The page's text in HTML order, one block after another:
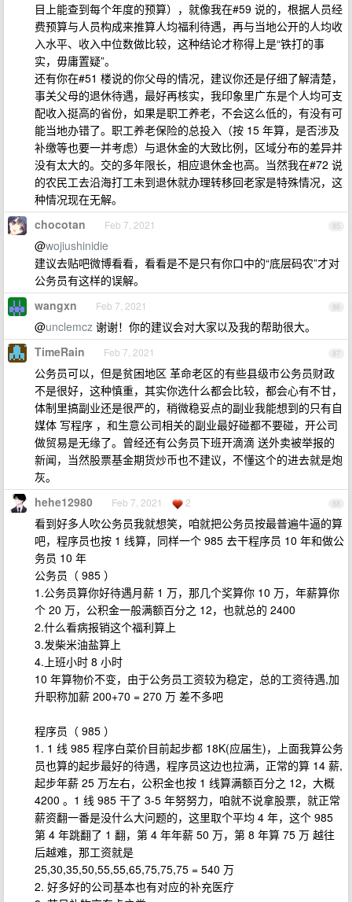
目上能查到每个年度的预算），就像我在#59 说的，根据人员经
费预算与人员构成来推算人均福利待遇，再与当地公开的人均收
入水平、收入中位数做比较，这种结论才称得上是“铁打的事
实，毋庸置疑”。
还有你在#51 楼说的你父母的情况，建议你还是仔细了解清楚，
事关父母的退休待遇，最好再核实，我印象里广东是个人均可支
配收入挺高的省份，如果是职工养老，不会这么低的，有没有可
能当地办错了。职工养老保险的总投入（按 15 年算，是否涉及
补缴等也要一并考虑）与退休金的大致比例，区域分布的差异并
没有太大的。交的多年限长，相应退休金也高。当然我在#72 说
的农民工去沿海打工未到退休就办理转移回老家是特殊情况，这
种情况现在无解。
85
chocotan Feb 7, 2021
@wojiushinidie
建议去贴吧微博看看，看看是不是只有你口中的“底层码农”才对
公务员有这样的误解。
86
wangxn Feb 7, 2021
@unclemcz 谢谢！你的建议会对大家以及我的帮助很大。
87
TimeRain Feb 7, 2021
公务员可以，但是贫困地区 革命老区的有些县级市公务员财政
不是很好，这种慎重，其实你选什么都会比较，都会心有不甘，
体制里搞副业还是很严的，稍微稳妥点的副业我能想到的只有自
媒体 写程序 ，和生意公司相关的副业最好碰都不要碰，开公司
做贸易是无缘了。曾经还有公务员下班开滴滴 送外卖被举报的
新闻，当然股票基金期货炒币也不建议，不懂这个的进去就是炮
灰。
88
hehe12980 Feb 7, 2021 2
看到好多人吹公务员我就想笑，咱就把公务员按最普遍牛逼的算
吧，程序员也按 1 线算，同样一个 985 去干程序员 10 年和做公
务员 10 年
公务员（ 985 ）
1.公务员算你好待遇月薪 1 万，那几个奖算你 10 万，年薪算你
个 20 万，公积金一般满额百分之 12，也就总的 2400
2.什么看病报销这个福利算上
3.发柴米油盐算上
4.上班小时 8 小时
10 年算物价不变，由于公务员工资较为稳定，总的工资待遇,加
升职称加薪 200+70 = 270 万 差不多吧
程序员（ 985 ）
1. 1 线 985 程序白菜价目前起步都 18K(应届生)，上面我算公务
员也算的起步最好的待遇，程序员这边也拉满，正常的算 14 薪,
起步年薪 25 万左右，公积金也按 1 线算满额百分之 12，大概
4200 。1 线 985 干了 3-5 年努努力，咱就不说拿股票，就正常
薪资翻一番是没什么大问题的，这里取个平均 4 年，这个 985
第 4 年跳翻了 1 翻，第 4 年年薪 50 万，第 8 年算 75 万 越往
后越难，那工资就是
25,30,35,50,55,55,65,75,75,75 = 540 万
2. 好多好的公司基本也有对应的补充医疗